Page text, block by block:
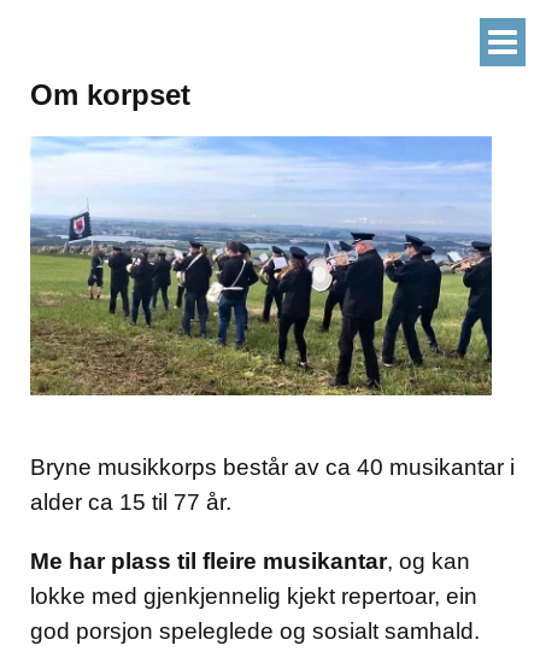
Om korpset
Bryne musikkorps består av ca 40 musikantar i
alder ca 15 til 77 år.
Me har plass til fleire musikantar, og kan
lokke med gjenkjennelig kjekt repertoar, ein
god porsjon speleglede og sosialt samhald.